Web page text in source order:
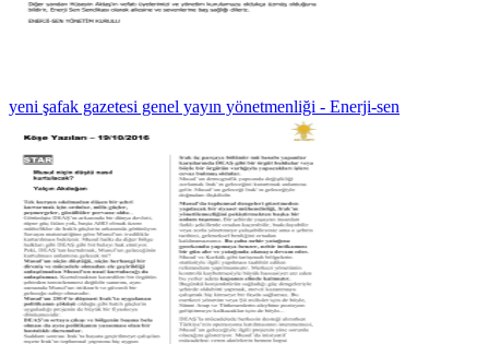
yeni şafak gazetesi genel yayın yönetmenliği - Enerji-sen